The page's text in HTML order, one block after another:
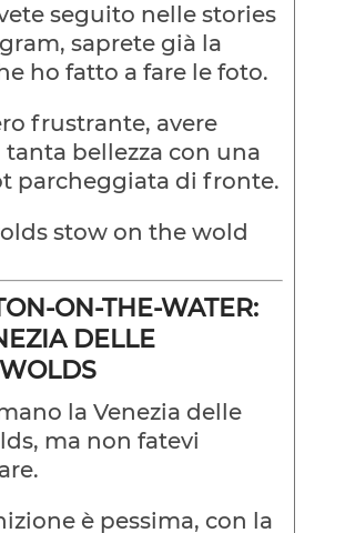
seguito nelle stories
saprete già la
ho fatto a fare le foto.
frustrante, avere
bellezza con una
parcheggiata di fronte.
ON-THE-WATER:
DELLE
la Venezia delle
ma non fatevi
è pessima, con la